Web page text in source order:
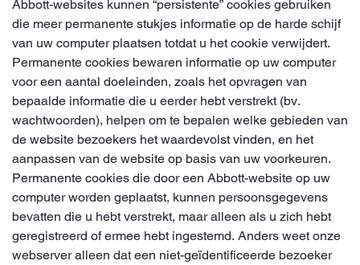
Abbott-websites kunnen “persistente” cookies gebruiken
die meer permanente stukjes informatie op de harde schijf
van uw computer plaatsen totdat u het cookie verwijdert.
Permanente cookies bewaren informatie op uw computer
voor een aantal doeleinden, zoals het opvragen van
bepaalde informatie die u eerder hebt verstrekt (bv.
wachtwoorden), helpen om te bepalen welke gebieden van
de website bezoekers het waardevolst vinden, en het
aanpassen van de website op basis van uw voorkeuren.
Permanente cookies die door een Abbott-website op uw
computer worden geplaatst, kunnen persoonsgegevens
bevatten die u hebt verstrekt, maar alleen als u zich hebt
geregistreerd of ermee hebt ingestemd. Anders weet onze
webserver alleen dat een niet-geïdentificeerde bezoeker